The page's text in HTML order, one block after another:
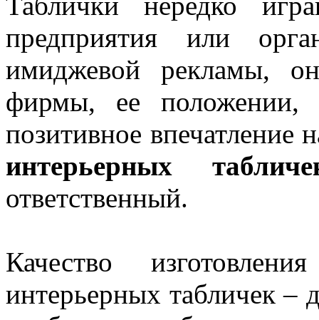
предприятия или
имиджевой рекламы,
фирмы, ее положении,
позитивное впечатление
интерьерных
ответственный.
Качество
интерьерных табличек –